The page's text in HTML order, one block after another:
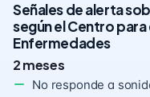
Señales de alerta
según el Centro
Enfermedades
2 meses
No responde a